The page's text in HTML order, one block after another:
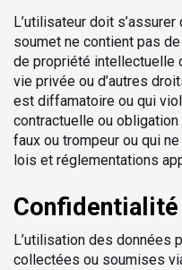
L’utilisateur doit s’assurer
soumet ne contient pas
de propriété intellectuelle
vie privée ou d’autres
est diffamatoire ou qui
contractuelle ou
faux ou trompeur ou qui
lois et réglementations
Confidentialité
L’utilisation des données
collectées ou soumises